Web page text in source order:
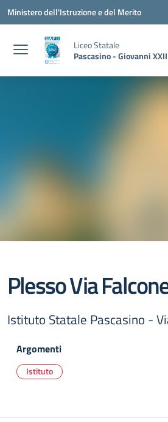
Vai ai contenuti
Vai al menu di navigazione
Vai al footer
Ministero dell'Istruzione e del Merito
Liceo Statale
Pascasino - Giovanni
Plesso Via
Istituto Statale Pascasino -
Argomenti
Istituto